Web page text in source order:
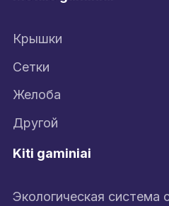
Крышки
Сетки
Желоба
Другой
Kiti gaminiai
Экологическая система